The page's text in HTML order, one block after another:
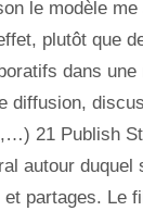
le modèle me
plutôt que
dans une
diffusion,
21 Publish
autour duquel
partages. Le